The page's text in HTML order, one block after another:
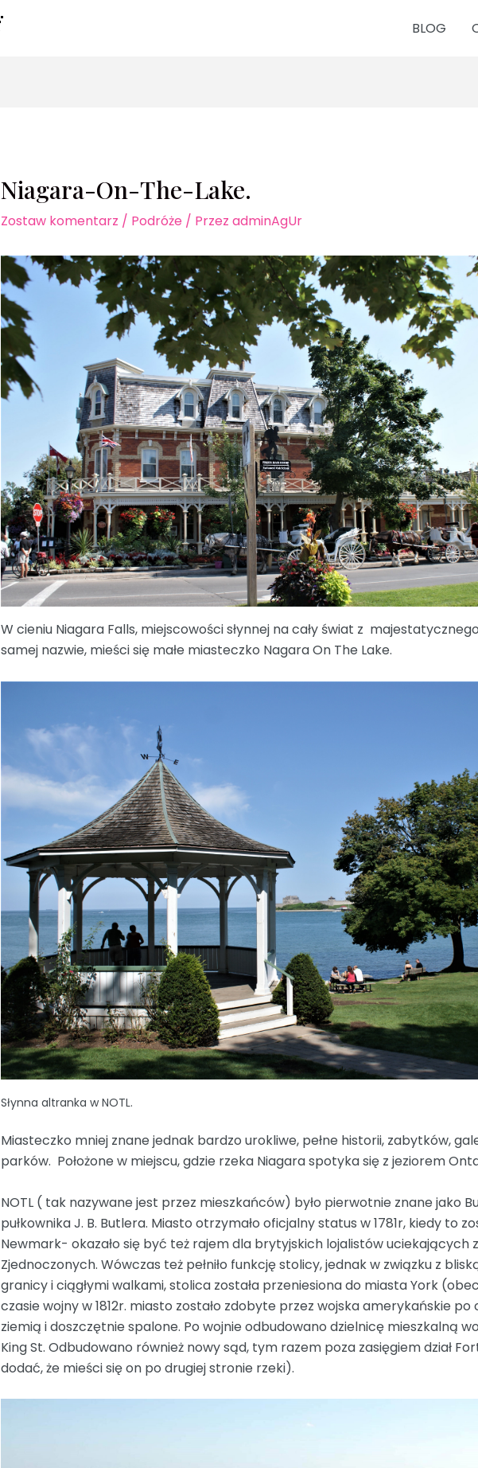
BLOG
Niagara-On-The-Lake.
Zostaw komentarz / Podróże / Przez adminAgUr
W cieniu Niagara Falls, miejscowości słynnej na cały świat z
samej nazwie, mieści się małe miasteczko Nagara On The Lake.
Słynna altranka w NOTL.
Miasteczko mniej znane jednak bardzo urokliwe, pełne historii, zabytków,
parków. Położone w miejscu, gdzie rzeka Niagara spotyka się z jeziorem
NOTL ( tak nazywane jest przez mieszkańców) było pierwotnie znane jako
pułkownika J. B. Butlera. Miasto otrzymało oficjalny status w 1781r, kiedy to
Newmark- okazało się być też rajem dla brytyjskich lojalistów uciekających
Zjednoczonych. Wówczas też pełniło funkcję stolicy, jednak w związku z
granicy i ciągłymi walkami, stolica została przeniesiona do miasta York
czasie wojny w 1812r. miasto zostało zdobyte przez wojska amerykańskie
ziemią i doszczętnie spalone. Po wojnie odbudowano dzielnicę mieszkalną
King St. Odbudowano również nowy sąd, tym razem poza zasięgiem dział
dodać, że mieści się on po drugiej stronie rzeki).